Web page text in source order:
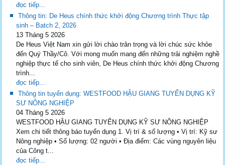
đọc tiếp...
Thông tin: De Heus chính thức khởi động Chương trình Thực tập
sinh – Batch 2, 2026
13 Tháng 5 2026
De Heus Việt Nam xin gửi lời chào trân trọng và lời chúc sức khỏe
đến Quý Thầy/Cô. Với mong muốn mang đến những trải nghiệm nghề
nghiệp thực tế cho sinh viên, De Heus chính thức khởi động Chương
trình...
đọc tiếp...
Thông tin tuyển dụng: WESTFOOD HẬU GIANG TUYỂN DỤNG KỸ
SƯ NÔNG NGHIỆP
04 Tháng 5 2026
WESTFOOD HẬU GIANG TUYỂN DỤNG KỸ SƯ NÔNG NGHIỆP
Xem chi tiết thông báo tuyển dụng 1. Vị trí & số lượng • Vị trí: Kỹ sư
Nông nghiệp • Số lượng: 02 người • Địa điểm: Các vùng nguyên liệu
của Công t...
đọc tiếp...